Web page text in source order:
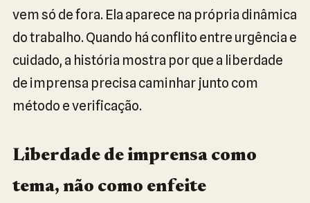
vem só de fora. Ela aparece na própria dinâmica
do trabalho. Quando há conflito entre urgência e
cuidado, a história mostra por que a liberdade
de imprensa precisa caminhar junto com
método e verificação.
Liberdade de imprensa como
tema, não como enfeite